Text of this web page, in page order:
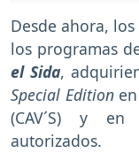
Desde ahora,
los programas
el Sida,
Special Editionen
(CAV´S) y
autorizados.